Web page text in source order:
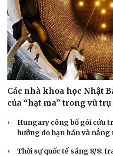
Các nhà khoa học Nhật
của “hạt ma” trong vũ trụ
Hungary công bố gói cứu
hưởng do hạn hán và nắng
Thời sự quốc tế sáng 8/8: